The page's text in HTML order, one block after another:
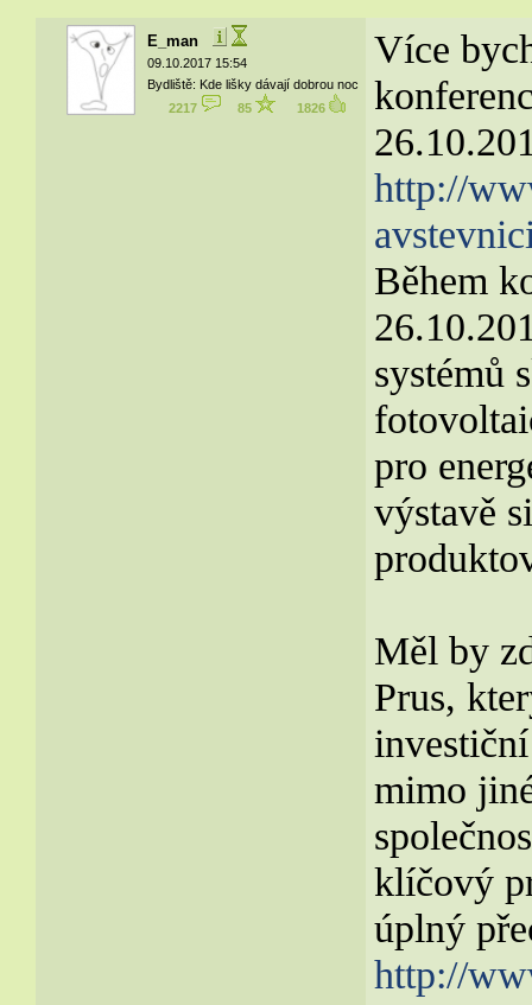
E_man
09.10.2017 15:54
Bydliště: Kde lišky dávají dobrou noc
2217
85 1826
Více
http://
Během
systémů
pro
výstavě
Měl by
Prus,
mimo
klíčový
úplný
http://